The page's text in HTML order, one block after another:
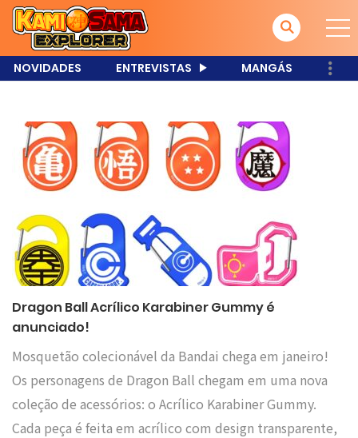
NOVIDADES ENTREVISTAS MANGÁS
Dragon Ball Acrílico Karabiner Gummy é
anunciado!
Mosquetão colecionável da Bandai chega em janeiro!
Os personagens de Dragon Ball chegam em uma nova
coleção de acessórios: o Acrílico Karabiner Gummy.
Cada peça é feita em acrílico com design transparente,